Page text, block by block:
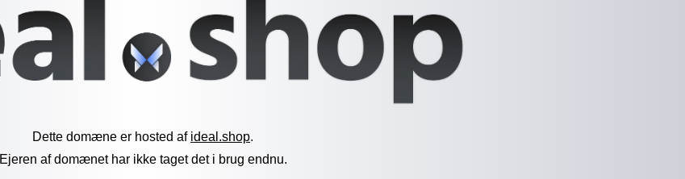
Dette domæne er hosted af ideal.shop.
Ejeren af domænet har ikke taget det i brug endnu.